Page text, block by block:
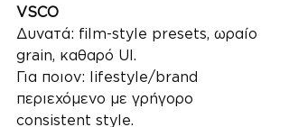
VSCO
Δυνατά: film-style presets, ωραίο
grain, καθαρό UI.
Για ποιον: lifestyle/brand
περιεχόμενο με γρήγορο
consistent style.